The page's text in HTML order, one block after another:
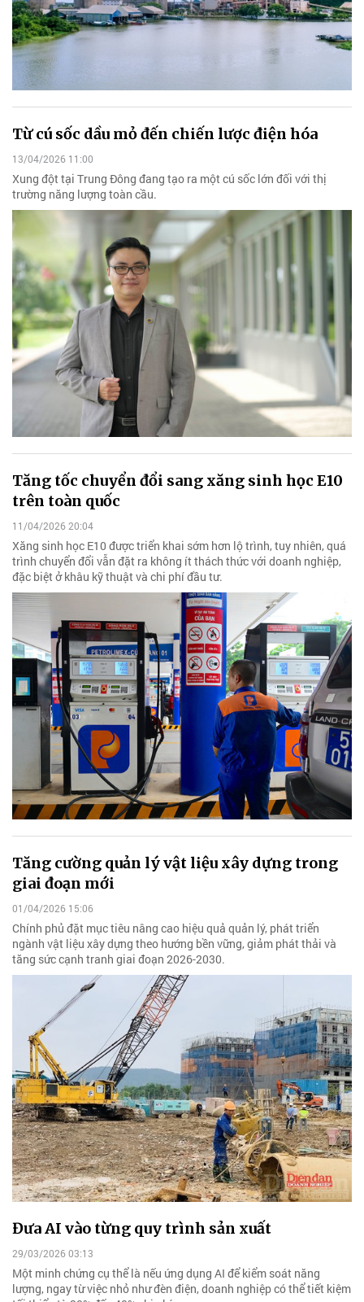
Từ cú sốc dầu mỏ đến chiến lược điện hóa
13/04/2026 11:00
Xung đột tại Trung Đông đang tạo ra một cú sốc lớn đối với thị
trường năng lượng toàn cầu.
Tăng tốc chuyển đổi sang xăng sinh học E10
trên toàn quốc
11/04/2026 20:04
Xăng sinh học E10 được triển khai sớm hơn lộ trình, tuy nhiên, quá
trình chuyển đổi vẫn đặt ra không ít thách thức với doanh nghiệp,
đặc biệt ở khâu kỹ thuật và chi phí đầu tư.
Tăng cường quản lý vật liệu xây dựng trong
giai đoạn mới
01/04/2026 15:06
Chính phủ đặt mục tiêu nâng cao hiệu quả quản lý, phát triển
ngành vật liệu xây dựng theo hướng bền vững, giảm phát thải và
tăng sức cạnh tranh giai đoạn 2026-2030.
Đưa AI vào từng quy trình sản xuất
29/03/2026 03:13
Một minh chứng cụ thể là nếu ứng dụng AI để kiểm soát năng
lượng, ngay từ việc nhỏ như đèn điện, doanh nghiệp có thể tiết kiệm